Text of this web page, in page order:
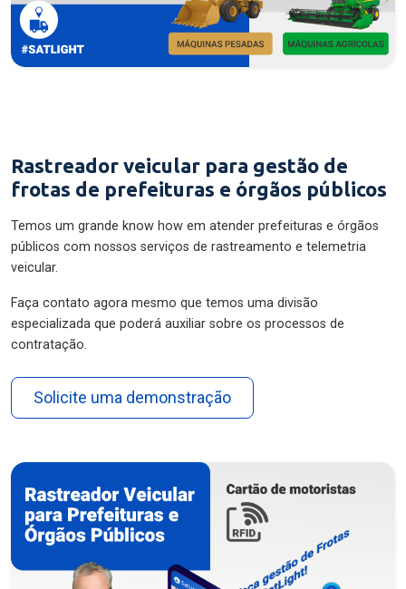
Rastreador veicular para gestão de
frotas de prefeituras e órgãos públicos
Temos um grande know how em atender prefeituras e órgãos
públicos com nossos serviços de rastreamento e telemetria
veicular.
Faça contato agora mesmo que temos uma divisão
especializada que poderá auxiliar sobre os processos de
contratação.
Solicite uma demonstração